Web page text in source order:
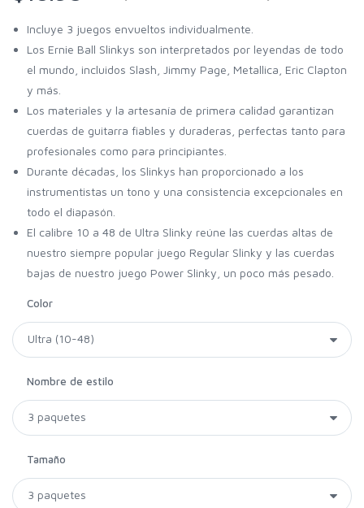
Incluye 3 juegos envueltos individualmente.
Los Ernie Ball Slinkys son interpretados por leyendas de todo
el mundo, incluidos Slash, Jimmy Page, Metallica, Eric Clapton
y más.
Los materiales y la artesanía de primera calidad garantizan
cuerdas de guitarra fiables y duraderas, perfectas tanto para
profesionales como para principiantes.
Durante décadas, los Slinkys han proporcionado a los
instrumentistas un tono y una consistencia excepcionales en
todo el diapasón.
El calibre 10 a 48 de Ultra Slinky reúne las cuerdas altas de
nuestro siempre popular juego Regular Slinky y las cuerdas
bajas de nuestro juego Power Slinky, un poco más pesado.
Color
Nombre de estilo
Tamaño